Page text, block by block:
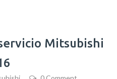
Mitsubishi